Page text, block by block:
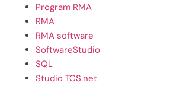
Program RMA
RMA
RMA software
SoftwareStudio
SQL
Studio TCS.net